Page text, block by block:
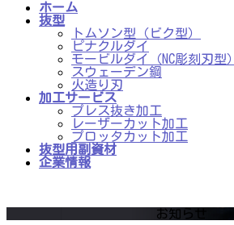
ホーム
抜型
トムソン型（ビク型）
ピナクルダイ
モービルダイ（NC彫刻刃型）
スウェーデン鋼
火造り刃
加工サービス
プレス抜き加工
レーザーカット加工
プロッタカット加工
抜型用副資材
企業情報
お知らせ